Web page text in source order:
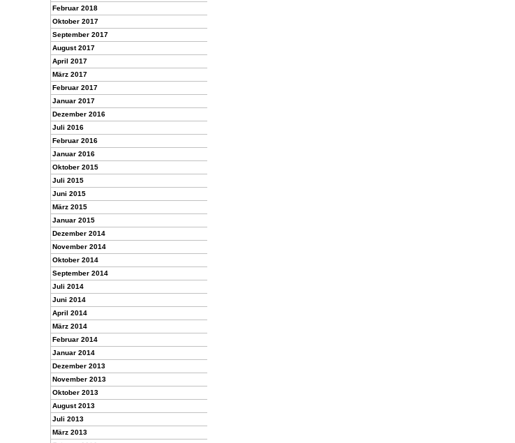
Februar 2018
Oktober 2017
September 2017
August 2017
April 2017
März 2017
Februar 2017
Januar 2017
Dezember 2016
Juli 2016
Februar 2016
Januar 2016
Oktober 2015
Juli 2015
Juni 2015
März 2015
Januar 2015
Dezember 2014
November 2014
Oktober 2014
September 2014
Juli 2014
Juni 2014
April 2014
März 2014
Februar 2014
Januar 2014
Dezember 2013
November 2013
Oktober 2013
August 2013
Juli 2013
März 2013